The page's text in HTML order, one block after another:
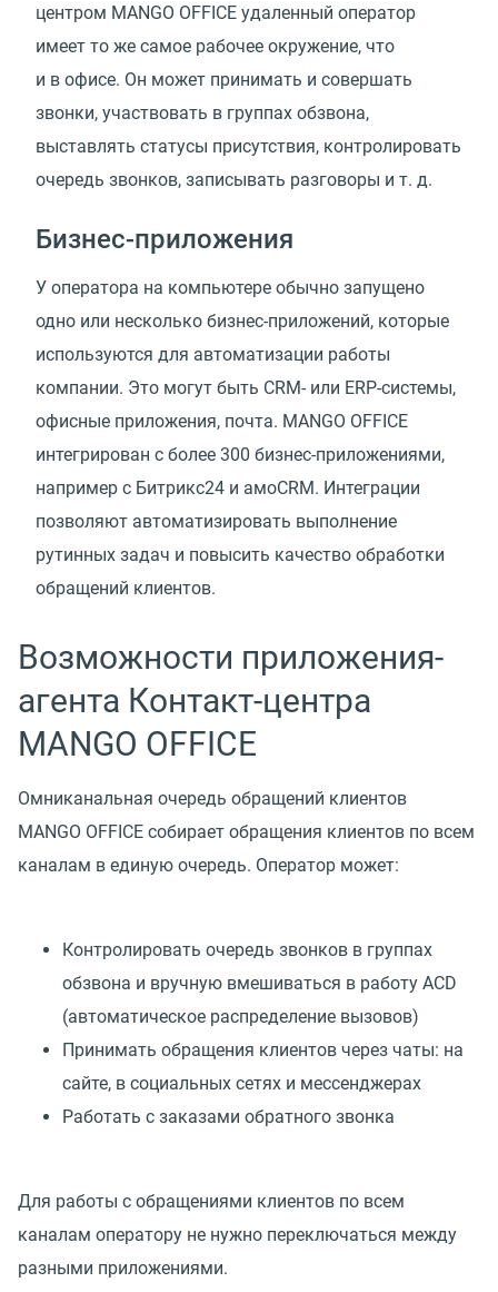
центром MANGO OFFICE удаленный оператор
имеет то же самое рабочее окружение, что
и в офисе. Он может принимать и совершать
звонки, участвовать в группах обзвона,
выставлять статусы присутствия, контролировать
очередь звонков, записывать разговоры и т. д.
Бизнес-приложения
У оператора на компьютере обычно запущено
одно или несколько бизнес-приложений, которые
используются для автоматизации работы
компании. Это могут быть CRM- или ERP-системы,
офисные приложения, почта. MANGO OFFICE
интегрирован с более 300 бизнес-приложениями,
например с Битрикс24 и амоCRM. Интеграции
позволяют автоматизировать выполнение
рутинных задач и повысить качество обработки
обращений клиентов.
Возможности приложения-
агента Контакт-центра
MANGO OFFICE
Омниканальная очередь обращений клиентов
MANGO OFFICE собирает обращения клиентов по всем
каналам в единую очередь. Оператор может:
Контролировать очередь звонков в группах
обзвона и вручную вмешиваться в работу ACD
(автоматическое распределение вызовов)
Принимать обращения клиентов через чаты: на
сайте, в социальных сетях и мессенджерах
Работать с заказами обратного звонка
Для работы с обращениями клиентов по всем
каналам оператору не нужно переключаться между
разными приложениями.